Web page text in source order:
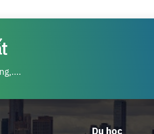
Du học